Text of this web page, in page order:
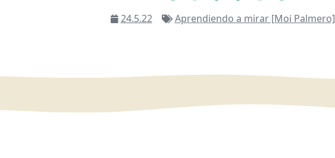
24.5.22 Aprendiendo a mirar [Moi Palmero]